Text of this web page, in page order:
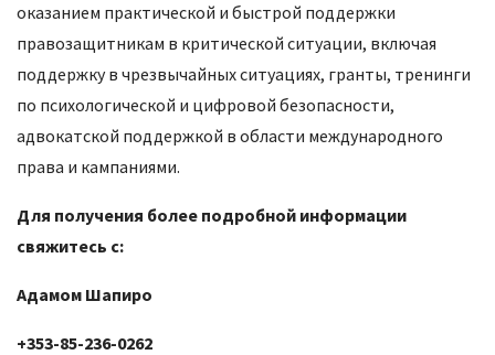
оказанием практической и быстрой поддержки
правозащитникам в критической ситуации, включая
поддержку в чрезвычайных ситуациях, гранты, тренинги
по психологической и цифровой безопасности,
адвокатской поддержкой в области международного
права и кампаниями.
Для получения более подробной информации
свяжитесь с:
Адамом Шапиро
+353-85-236-0262